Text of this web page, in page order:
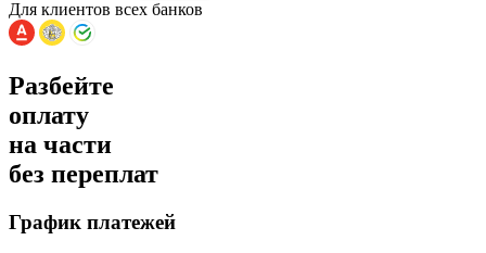
Для клиентов всех банков
Разбейте
оплату
на части
без переплат
График платежей